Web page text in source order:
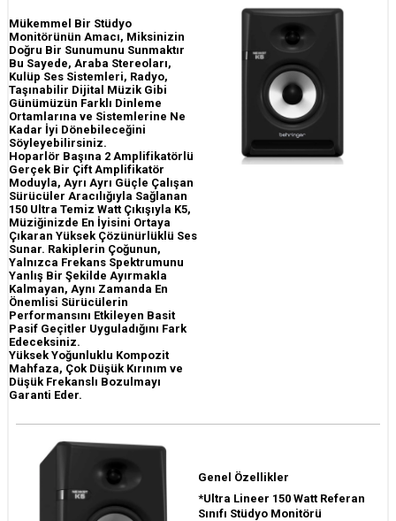
Mükemmel Bir Stüdyo
Monitörünün Amacı, Miksinizin
Doğru Bir Sunumunu Sunmaktır
Bu Sayede, Araba Stereoları,
Kulüp Ses Sistemleri, Radyo,
Taşınabilir Dijital Müzik Gibi
Günümüzün Farklı Dinleme
Ortamlarına ve Sistemlerine Ne
Kadar İyi Dönebileceğini
Söyleyebilirsiniz.
Hoparlör Başına 2 Amplifikatörlü
Gerçek Bir Çift Amplifikatör
Moduyla, Ayrı Ayrı Güçle Çalışan
Sürücüler Aracılığıyla Sağlanan
150 Ultra Temiz Watt Çıkışıyla K5,
Müziğinizde En İyisini Ortaya
Çıkaran Yüksek Çözünürlüklü Ses
Sunar. Rakiplerin Çoğunun,
Yalnızca Frekans Spektrumunu
Yanlış Bir Şekilde Ayırmakla
Kalmayan, Aynı Zamanda En
Önemlisi Sürücülerin
Performansını Etkileyen Basit
Pasif Geçitler Uyguladığını Fark
Edeceksiniz.
Yüksek Yoğunluklu Kompozit
Mahfaza, Çok Düşük Kırınım ve
Düşük Frekanslı Bozulmayı
Garanti Eder.
Genel Özellikler
*Ultra Lineer 150 Watt Referan
Sınıfı Stüdyo Monitörü